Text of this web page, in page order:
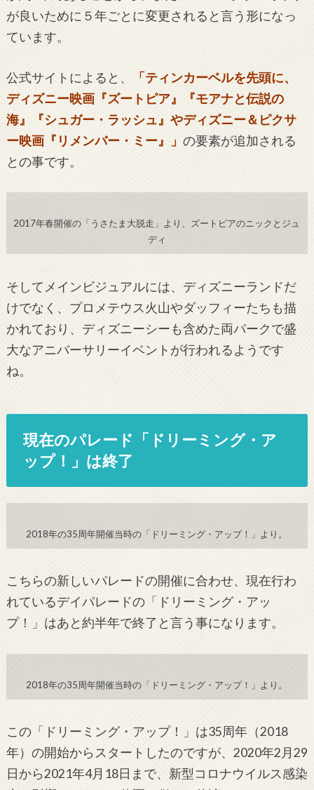
が良いために５年ごとに変更されると言う形になっ
ています。
公式サイトによると、
「ティンカーベルを先頭に、
ディズニー映画『ズートピア』『モアナと伝説の
海』『シュガー・ラッシュ』やディズニー＆ピクサ
ー映画『リメンバー・ミー』」 の要素が追加される
との事です。
2017年春開催の「うさたま大脱走」より、ズートピアのニックとジュ
ディ
そしてメインビジュアルには、ディズニーランドだ
けでなく、プロメテウス火山やダッフィーたちも描
かれており、ディズニーシーも含めた両パークで盛
大なアニバーサリーイベントが行われるようです
ね。
現在のパレード「ドリーミング・ア
ップ！」は終了
2018年の35周年開催当時の「ドリーミング・アップ！」より。
こちらの新しいパレードの開催に合わせ、現在行わ
れているデイパレードの「ドリーミング・アッ
プ！
」 はあと約半年で終了と言う事になります。
2018年の35周年開催当時の「ドリーミング・アップ！」より。
この「ドリーミング・アップ！ 」 は35周年（2018
年）の開始からスタートしたのですが、 2020年2月29
日から2021年4月18日まで、新型コロナウイルス感染